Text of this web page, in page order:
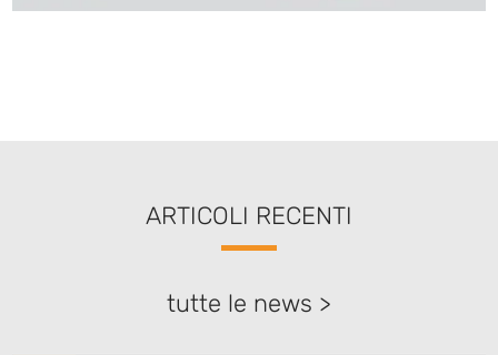
ARTICOLI RECENTI
tutte le news >